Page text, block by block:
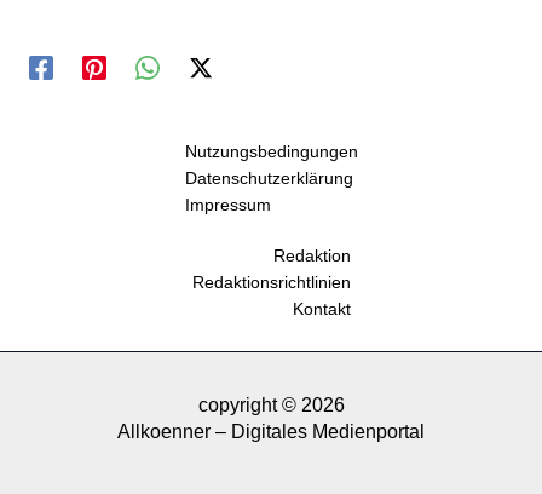
Nutzungsbedingungen
Datenschutzerklärung
Impressum
Redaktion
Redaktionsrichtlinien
Kontakt
copyright © 2026
Allkoenner – Digitales Medienportal